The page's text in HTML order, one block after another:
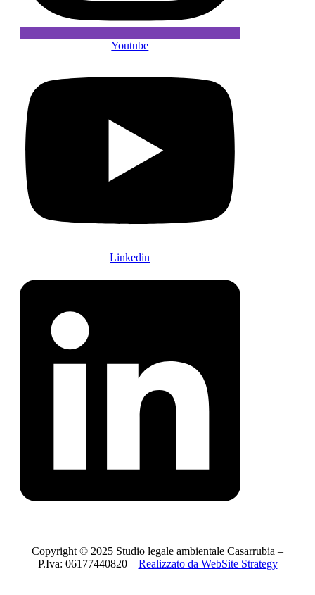
Youtube
Linkedin
Copyright © 2025 Studio legale ambientale Casarrubia –
P.Iva: 06177440820 – Realizzato da WebSite Strategy